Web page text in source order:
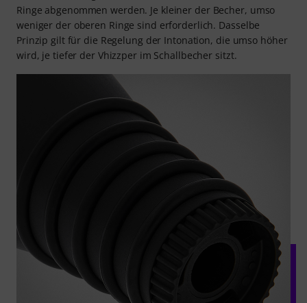
Ringe abgenommen werden. Je kleiner der Becher, umso
weniger der oberen Ringe sind erforderlich. Dasselbe
Prinzip gilt für die Regelung der Intonation, die umso höher
wird, je tiefer der Vhizzper im Schallbecher sitzt.